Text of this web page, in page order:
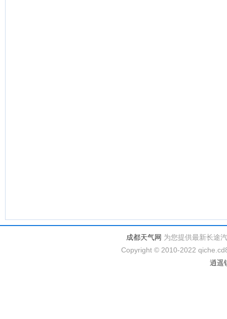
成都天气网 为您提供最新长途
Copyright © 2010-2022
逍遥